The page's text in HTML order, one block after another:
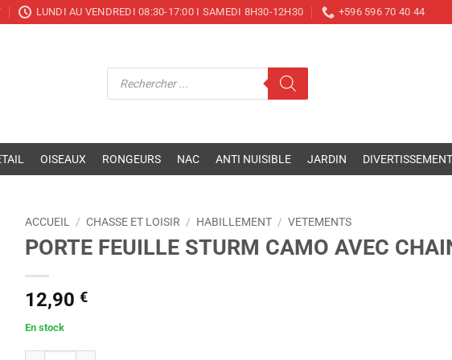
LUNDI AU VENDREDI 08:30-17:00 I SAMEDI 8H30-12H30 +596 596 70 40 44
Recherche
OISEAUX RONGEURS NAC ANTI NUISIBLE JARDIN DIVERTISSEMENT
ACCUEIL / CHASSE ET LOISIR / HABILLEMENT / VETEMENTS
PORTE FEUILLE STURM CAMO AVEC
12,90 €
En stock